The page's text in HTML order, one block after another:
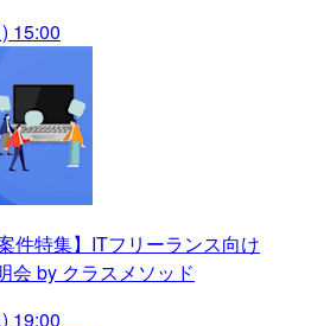
15:00
件特集】ITフリーランス向け
会 by クラスメソッド
19:00